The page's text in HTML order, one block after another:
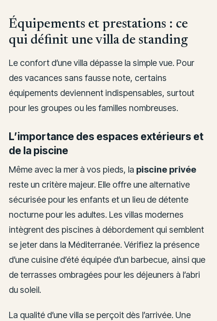
Équipements et prestations : ce
qui définit une villa de standing
Le confort d’une villa dépasse la simple vue. Pour
des vacances sans fausse note, certains
équipements deviennent indispensables, surtout
pour les groupes ou les familles nombreuses.
L’importance des espaces extérieurs et
de la piscine
Même avec la mer à vos pieds, la piscine privée
reste un critère majeur. Elle offre une alternative
sécurisée pour les enfants et un lieu de détente
nocturne pour les adultes. Les villas modernes
intègrent des piscines à débordement qui semblent
se jeter dans la Méditerranée. Vérifiez la présence
d’une cuisine d’été équipée d’un barbecue, ainsi que
de terrasses ombragées pour les déjeuners à l’abri
du soleil.
La qualité d’une villa se perçoit dès l’arrivée. Une